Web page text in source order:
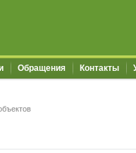
Обращения Контакты